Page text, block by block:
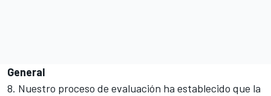
General
8. Nuestro proceso de evaluación ha establecido que la